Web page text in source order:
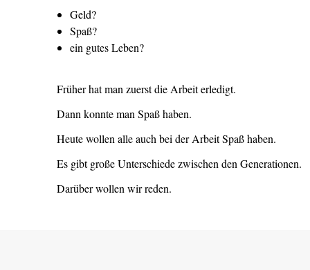
Geld?
Spaß?
ein gutes Leben?
Früher hat man zuerst die Arbeit erledigt.
Dann konnte man Spaß haben.
Heute wollen alle auch bei der Arbeit Spaß haben.
Es gibt große Unterschiede zwischen den Generationen.
Darüber wollen wir reden.